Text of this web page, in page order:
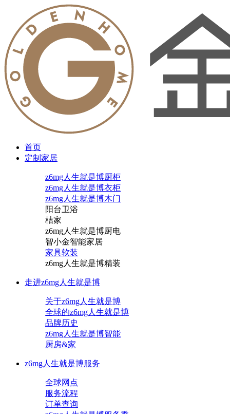
首页
定制家居
z6mg人生就是博厨柜
z6mg人生就是博衣柜
z6mg人生就是博木门
阳台卫浴
桔家
z6mg人生就是博厨电
智小金智能家居
家具软装
z6mg人生就是博精装
走进z6mg人生就是博
关于z6mg人生就是博
全球的z6mg人生就是博
品牌历史
z6mg人生就是博智能
厨房&家
z6mg人生就是博服务
全球网点
服务流程
订单查询